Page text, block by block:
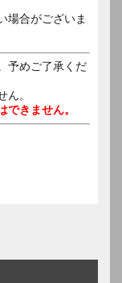
場合がございま
予めご了承くだ
ん。
できません。